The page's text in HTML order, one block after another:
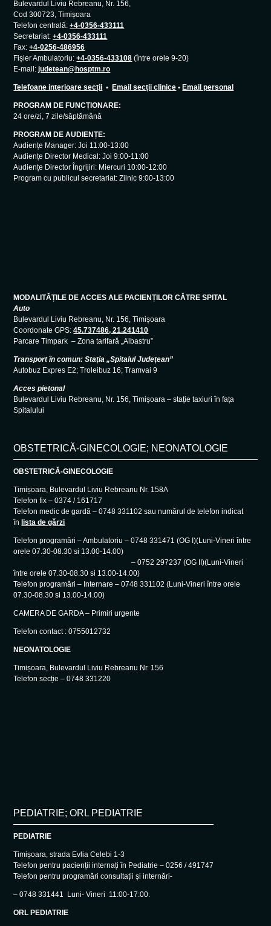
Bulevardul Liviu Rebreanu, Nr. 156,
Cod 300723, Timișoara
Telefon centrală:+4-0356-433111
Secretariat:+4-0356-433111
Fax:+4-0256-486956
Fișier Ambulatoriu:+4-0356-433108 (între orele 9-20)
E-mail:judetean@hosptm.ro
Telefoane interioare secții •Email secții clinice •Email personal
PROGRAM DE FUNCȚIONARE:
24 ore/zi, 7 zile/săptămână
PROGRAM DE AUDIENȚE:
Audiențe Manager: Joi 11:00-13:00
Audiențe Director Medical: Joi 9:00-11:00
Audiențe Director Îngrijiri: Miercuri 10:00-12:00
Program cu publicul secretariat: Zilnic 9:00-13:00
MODALITĂȚILE DE ACCES ALE PACIENȚILOR CĂTRE SPITAL
Auto
Bulevardul Liviu Rebreanu, Nr. 156, Timișoara
Coordonate GPS:45.737486, 21.241410
Parcare Timpark – Zona tarifară „Albastru”
Transport în comun: Stația „Spitalul Județean”
Autobuz Expres E2; Troleibuz 16; Tramvai 9
Acces pietonal
Bulevardul Liviu Rebreanu, Nr. 156, Timișoara – stație taxiuri în fața
Spitalului
OBSTETRICĂ-GINECOLOGIE; NEONATOLOGIE
OBSTETRICĂ-GINECOLOGIE
Timișoara, Bulevardul Liviu Rebreanu Nr. 158A
Telefon fix – 0374 / 161717
Telefon medic de gardă – 0748 331102 sau numărul de telefon indicat
în lista de gărzi
Telefon programări – Ambulatoriu – 0748 331471 (OG I)(Luni-Vineri între
orele 07.30-08.30 si 13.00-14.00)
– 0752 297237 (OG II)(Luni-Vineri
între orele 07.30-08.30 si 13.00-14.00)
Telefon programări – Internare – 0748 331102 (Luni-Vineri între orele
07.30-08.30 si 13.00-14.00)
CAMERA DE GARDA – Primiri urgente
Telefon contact : 0755012732
NEONATOLOGIE
Timișoara, Bulevardul Liviu Rebreanu Nr. 156
Telefon secție – 0748 331220
PEDIATRIE; ORL PEDIATRIE
PEDIATRIE
Timișoara, strada Evlia Celebi 1-3
Telefon pentru pacienții internați în Pediatrie – 0256 / 491747
Telefon pentru programări consultații și internări-
– 0748 331441 Luni- Vineri 11:00-17:00.
ORL PEDIATRIE